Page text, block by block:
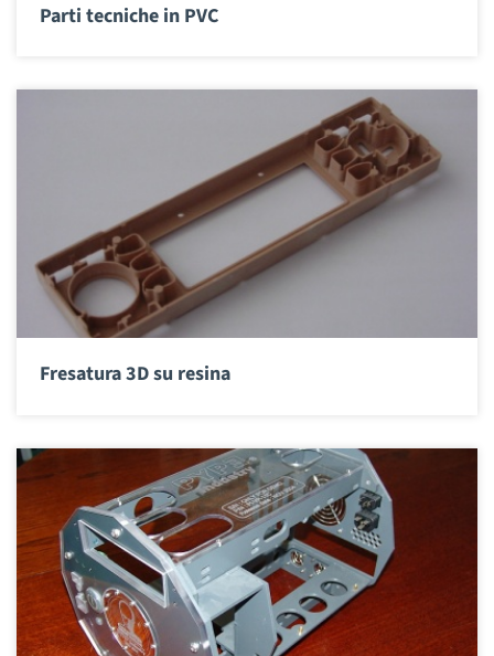
Parti tecniche in PVC
Fresatura 3D su resina